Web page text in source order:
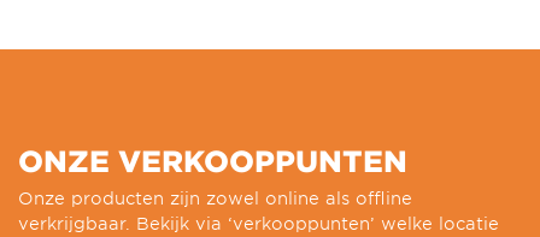
ONZE VERKOOPPUNTEN
Onze producten zijn zowel online als offline
verkrijgbaar. Bekijk via ‘verkooppunten’ welke locatie